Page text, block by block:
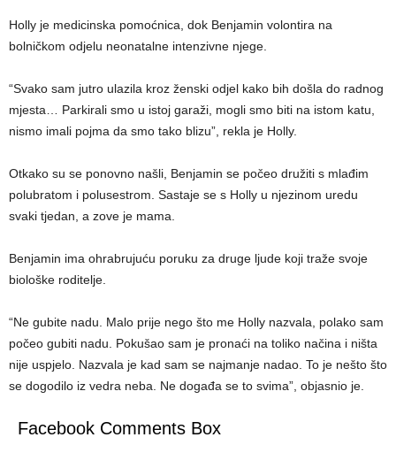
Holly je medicinska pomoćnica, dok Benjamin volontira na
bolničkom odjelu neonatalne intenzivne njege.
“Svako sam jutro ulazila kroz ženski odjel kako bih došla do radnog
mjesta… Parkirali smo u istoj garaži, mogli smo biti na istom katu,
nismo imali pojma da smo tako blizu”, rekla je Holly.
Otkako su se ponovno našli, Benjamin se počeo družiti s mlađim
polubratom i polusestrom. Sastaje se s Holly u njezinom uredu
svaki tjedan, a zove je mama.
Benjamin ima ohrabrujuću poruku za druge ljude koji traže svoje
biološke roditelje.
“Ne gubite nadu. Malo prije nego što me Holly nazvala, polako sam
počeo gubiti nadu. Pokušao sam je pronaći na toliko načina i ništa
nije uspjelo. Nazvala je kad sam se najmanje nadao. To je nešto što
se dogodilo iz vedra neba. Ne događa se to svima”, objasnio je.
Facebook Comments Box